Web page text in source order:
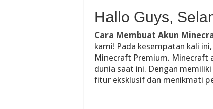
Hallo Guys,
Cara Membuat Akun
kami! Pada kesempatan kali
Minecraft Premium. Minecraft
dunia saat ini. Dengan
fitur eksklusif dan menikmati